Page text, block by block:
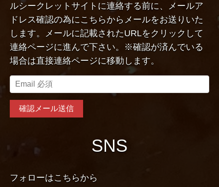
ルシークレットサイトに連絡する前に、メールア
ドレス確認の為にこちらからメールをお送りいた
します。メールに記載されたURLをクリックして
連絡ページに進んで下さい。※確認が済んでいる
場合は直接連絡ページに移動します。
SNS
フォローはこちらから